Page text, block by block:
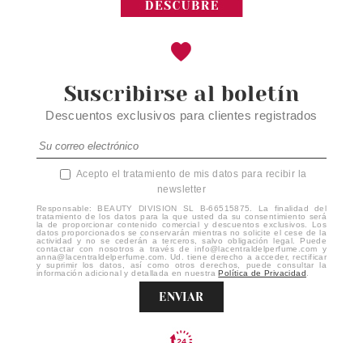
Suscribirse al boletín
Descuentos exclusivos para clientes registrados
Acepto el tratamiento de mis datos para recibir la
newsletter
Responsable: BEAUTY DIVISION SL B-66515875. La finalidad del
tratamiento de los datos para la que usted da su consentimiento será
la de proporcionar contenido comercial y descuentos exclusivos. Los
datos proporcionados se conservarán mientras no solicite el cese de la
actividad y no se cederán a terceros, salvo obligación legal. Puede
contactar con nosotros a través de info@lacentraldelperfume.com y
anna@lacentraldelperfume.com. Ud. tiene derecho a acceder, rectificar
y suprimir los datos, así como otros derechos, puede consultar la
información adicional y detallada en nuestraPolítica de Privacidad
ENVIAR